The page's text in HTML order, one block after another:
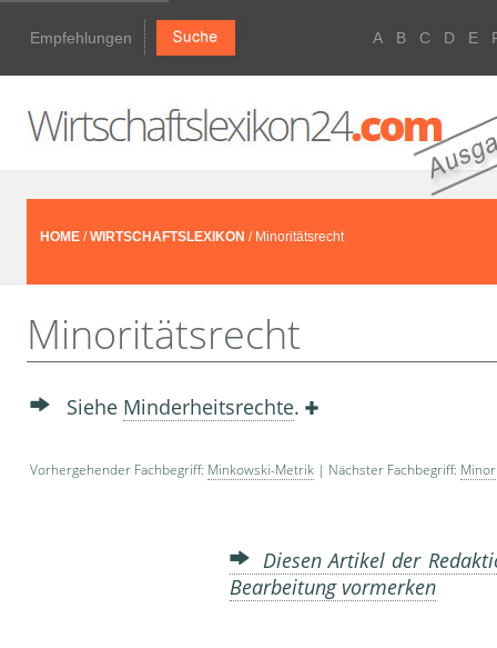
Empfehlungen A B C D E
HOME /WIRTSCHAFTSLEXIKON / Minoritätsrecht
Minoritätsrecht
Siehe Minderheitsrechte.
Vorhergehender Fachbegriff: Minkowski-Metrik | Nächster Fachbegriff:
Diesen Artikel der
Bearbeitung vormerken